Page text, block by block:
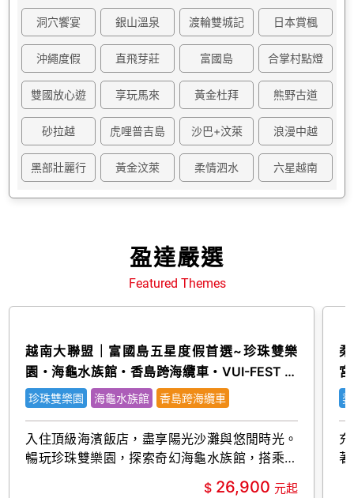
洞穴饗宴 銀山溫泉 渡輪雙城記 日本賞楓
沖繩度假 直飛芽莊 富國島 合掌村點燈
雙國放心遊 享玩馬來 黃金杜拜 熊野古道
砂拉越 虎哩普吉島 沙巴+汶萊 浪漫中越
黑部壯麗行 黃金汶萊 柔情泗水 六星越南
盈達嚴選
Featured Themes
越南大聯盟｜富國島五星度假首選~珍珠雙樂
園・海龜水族館・香島跨海纜車・VUI-FEST 五
日(嚴選)
珍珠雙樂園 海龜水族館 香島跨海纜車
入住頂級海濱飯店，盡享陽光沙灘與悠閒時光。
暢玩珍珠雙樂園，探索奇幻海龜水族館，搭乘香
島跨海纜車俯瞰碧海藍天，夜訪VUI-FEST感受
26,900